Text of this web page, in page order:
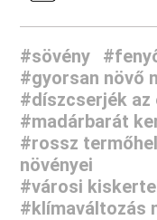
#sövény
#gyorsan növő
#díszcserjék az
#madárbarát
#rossz
növényei
#városi
#klímaváltozás